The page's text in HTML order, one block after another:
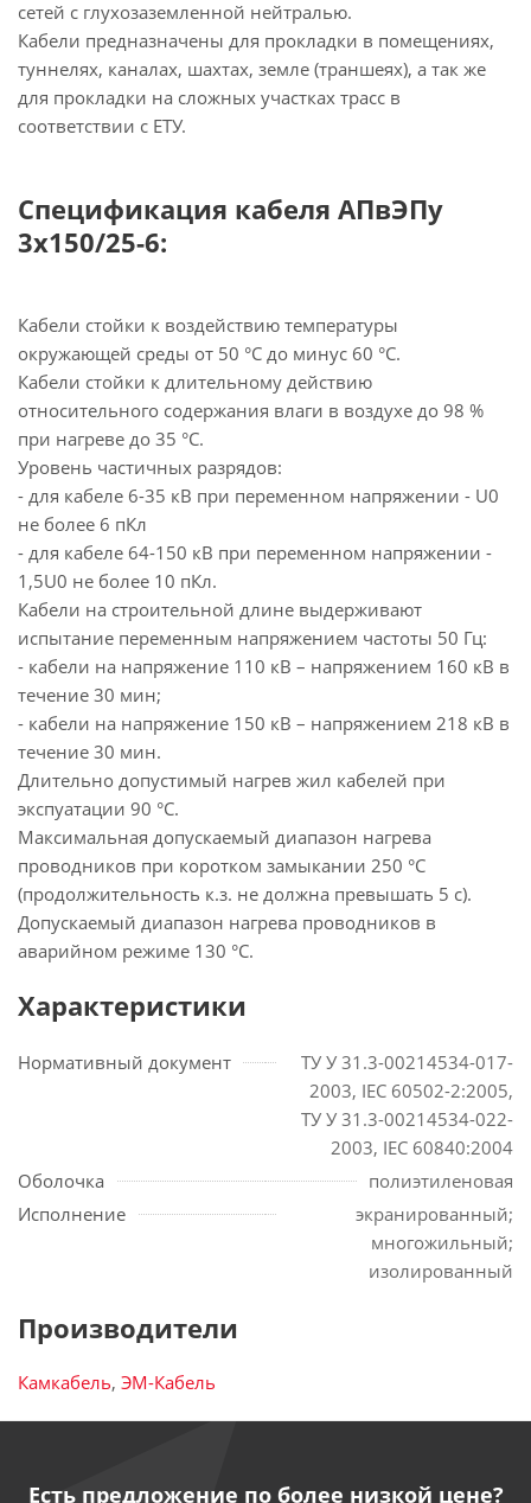
сетей с глухозаземленной нейтралью.
Кабели предназначены для прокладки в помещениях,
туннелях, каналах, шахтах, земле (траншеях), а так же
для прокладки на сложных участках трасс в
соответствии с ЕТУ.
Спецификация кабеля АПвЭПу
3х150/25-6:
Кабели стойки к воздействию температуры
окружающей среды от 50 °С до минус 60 °С.
Кабели стойки к длительному действию
относительного содержания влаги в воздухе до 98 %
при нагреве до 35 °С.
Уровень частичных разрядов:
- для кабеле 6-35 кВ при переменном напряжении - U0
не более 6 пКл
- для кабеле 64-150 кВ при переменном напряжении -
1,5U0 не более 10 пКл.
Кабели на строительной длине выдерживают
испытание переменным напряжением частоты 50 Гц:
- кабели на напряжение 110 кВ – напряжением 160 кВ в
течение 30 мин;
- кабели на напряжение 150 кВ – напряжением 218 кВ в
течение 30 мин.
Длительно допустимый нагрев жил кабелей при
экспуатации 90 °С.
Максимальная допускаемый диапазон нагрева
проводников при коротком замыкании 250 °С
(продолжительность к.з. не должна превышать 5 с).
Допускаемый диапазон нагрева проводников в
аварийном режиме 130 °С.
Характеристики
Нормативный документ
ТУ У 31.3-00214534-017-
2003, IEC 60502-2:2005,
ТУ У 31.3-00214534-022-
2003, IEC 60840:2004
Оболочка
полиэтиленовая
Исполнение
экранированный;
многожильный;
изолированный
Производители
Камкабель, ЭМ-Кабель
Есть предложение по более низкой цене?